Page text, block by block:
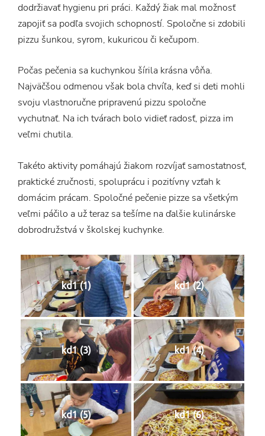
dodržiavať hygienu pri práci. Každý žiak mal možnosť
zapojiť sa podľa svojich schopností. Spoločne si zdobili
pizzu šunkou, syrom, kukuricou či kečupom.
Počas pečenia sa kuchynkou šírila krásna vôňa.
Najväčšou odmenou však bola chvíľa, keď si deti mohli
svoju vlastnoručne pripravenú pizzu spoločne
vychutnať. Na ich tvárach bolo vidieť radosť, pizza im
veľmi chutila.
Takéto aktivity pomáhajú žiakom rozvíjať samostatnosť,
praktické zručnosti, spoluprácu i pozitívny vzťah k
domácim prácam. Spoločné pečenie pizze sa všetkým
veľmi páčilo a už teraz sa tešíme na ďalšie kulinárske
dobrodružstvá v školskej kuchynke.
kd1 (1) kd1 (2)
kd1 (3) kd1 (4)
kd1 (5) kd1 (6)